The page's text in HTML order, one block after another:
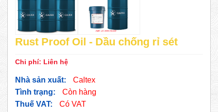
Rust Proof Oil - Dầu chống rỉ sét
Chi phí: Liên hệ
Nhà sản xuất:
Caltex
Tình trạng:
Còn hàng
Thuế VAT:
Có VAT